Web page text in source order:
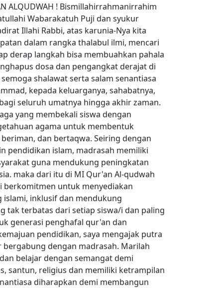
ALQUDWAH ! Bismillahirrahmanirrahim
Wabarakatuh Puji dan syukur
Illahi Rabbi, atas karunia-Nya kita
dalam rangka thalabul ilmi, mencari
derap langkah bisa membuahkan pahala
dosa dan pengangkat derajat di
shalawat serta salam senantiasa
kepada keluarganya, sahabatnya,
seluruh umatnya hingga akhir zaman.
yang membekali siswa dengan
agama untuk membentuk
dan bertaqwa. Seiring dengan
pendidikan islam, madrasah memiliki
guna mendukung peningkatan
maka dari itu di MI Qur'an Al-qudwah
berkomitmen untuk menyediakan
inklusif dan mendukung
tak terbatas dari setiap siswa/i dan paling
generasi penghafal qur'an dan
pendidikan, saya mengajak putra
dengan madrasah. Marilah
belajar dengan semangat demi
santun, religius dan memiliki ketrampilan
diharapkan demi membangun